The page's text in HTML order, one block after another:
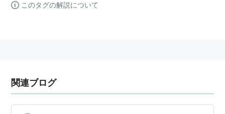
このタグの解説について
関連ブログ